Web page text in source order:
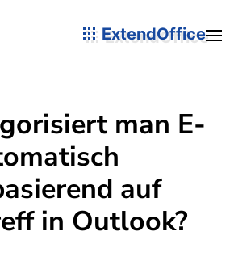
ExtendOffice
man E-
auf
in Outlook?